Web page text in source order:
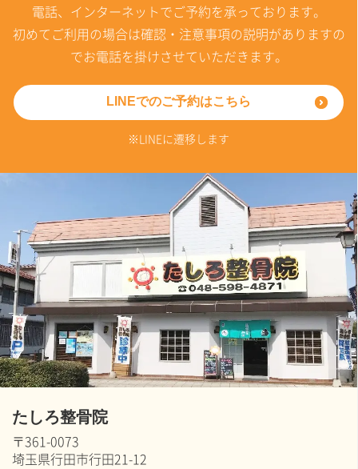
電話、インターネットでご予約を承っております。
初めてご利用の場合は確認・注意事項の説明がありますの
でお電話を掛けさせていただきます。
LINEでのご予約はこちら
※LINEに遷移します
たしろ整骨院
〒361-0073
埼玉県行田市行田21-12